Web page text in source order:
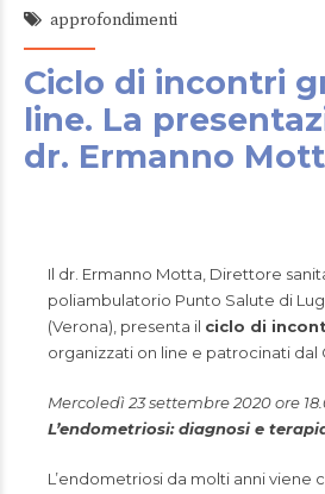
approfondimenti
Ciclo di incontri
line. La
dr. Ermanno
Il dr. Ermanno Motta, Direttore
poliambulatorio Punto Salute di
(Verona), presenta il ciclo di
organizzati on line e patrocinati dal
Mercoledì 23 settembre 2020 ore
L’endometriosi: diagnosi e
L’endometriosi da molti anni viene